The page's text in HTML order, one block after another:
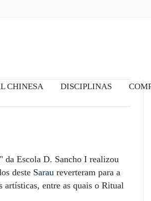
CHINESA DISCIPLINAS
da Escola D. Sancho I realizou
deste Sarau reverteram para a
artísticas, entre as quais o Ritual